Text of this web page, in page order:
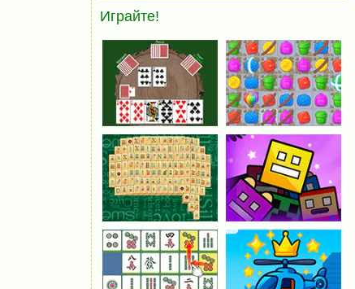
Играйте!